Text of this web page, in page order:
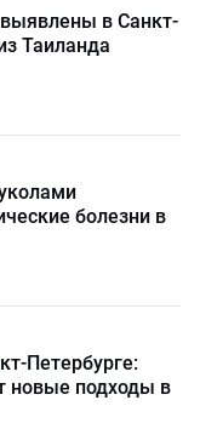
в Санкт-
Таиланда
болезни в
Петербурге:
новые подходы в